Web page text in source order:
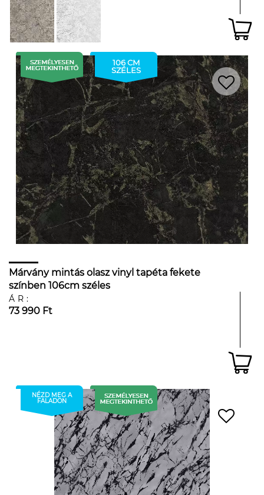
106 CM
SZÉLES
Márvány mintás olasz vinyl tapéta fekete
színben 106cm széles
ÁR:
73 990 Ft
NÉZD MEG A
FALADON